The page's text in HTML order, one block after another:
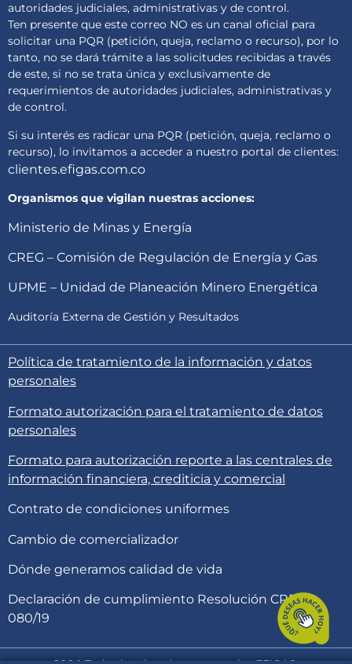
autoridades judiciales, administrativas y de control.
Ten presente que este correo NO es un canal oficial para
solicitar una PQR (petición, queja, reclamo o recurso), por lo
tanto, no se dará trámite a las solicitudes recibidas a través
de este, si no se trata única y exclusivamente de
requerimientos de autoridades judiciales, administrativas y
de control.
Si su interés es radicar una PQR (petición, queja, reclamo o
recurso), lo invitamos a acceder a nuestro portal de clientes:
clientes.efigas.com.co
Organismos que vigilan nuestras acciones:
Ministerio de Minas y Energía
CREG – Comisión de Regulación de Energía y Gas
UPME – Unidad de Planeación Minero Energética
Auditoría Externa de Gestión y Resultados
Política de tratamiento de la información y datos
personales
Formato autorización para el tratamiento de datos
personales
Formato para autorización reporte a las centrales de
información financiera, crediticia y comercial
Contrato de condiciones uniformes
Cambio de comercializador
Dónde generamos calidad de vida
Declaración de cumplimiento Resolución CREG
080/19